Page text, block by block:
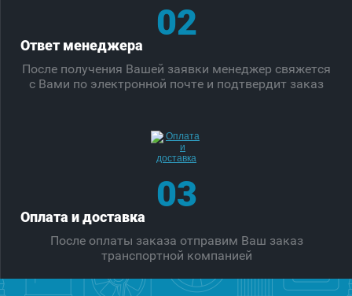
02
Ответ менеджера
После получения Вашей заявки менеджер свяжется
с Вами по электронной почте и подтвердит заказ
03
Оплата и доставка
После оплаты заказа отправим Ваш заказ
транспортной компанией